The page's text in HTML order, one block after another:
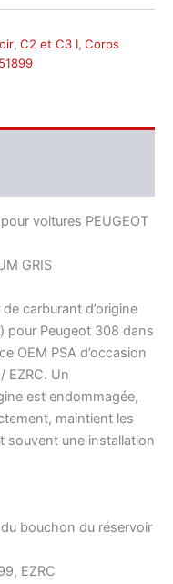
, C2 et C3 I, Corps
voitures PEUGEOT
GRIS
carburant d’origine
pour Peugeot 308 dans
OEM PSA d’occasion
EZRC. Un
est endommagée,
maintient les
souvent une installation
bouchon du réservoir
EZRC